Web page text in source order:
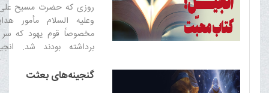
روزى كه حضرت مسيح علی
وعلیه السلام مأمور
مخصوصاً قوم يهود كه سر
برداشته بودند شد.
گنجینه‌های بعثت